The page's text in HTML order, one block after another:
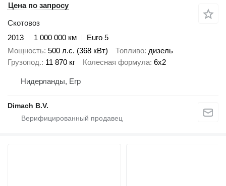
Цена по запросу
Скотовоз
2013
1 000 000 км
Euro 5
Мощность 500 л.с. (368 кВт) Топливо дизель
Грузопод. 11 870 кг Колесная формула 6x2
Нидерланды, Erp
Dimach B.V.